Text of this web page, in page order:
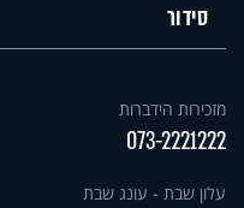
סידור
מזכירות הידברות
073-2221222
עלון שבת - עונג שבת